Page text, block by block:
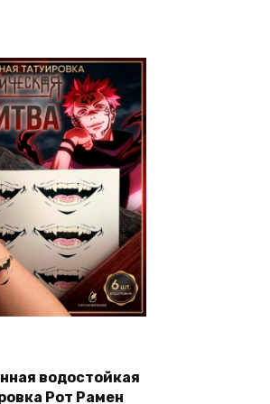
В корзину
водостойкая
Рот Рамен